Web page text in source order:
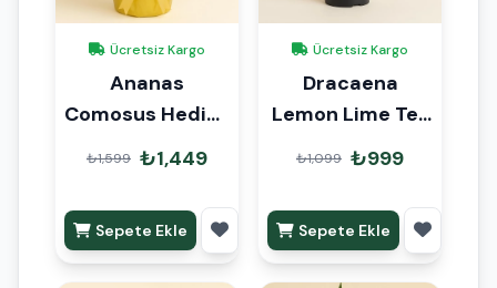
Ücretsiz Kargo
Ananas
Comosus Hediye
Paketli
₺1,599 ₺1,449
Sepete Ekle
Ücretsiz Kargo
Dracaena
Lemon Lime Tek
Kök
₺1,099 ₺999
Sepete Ekle